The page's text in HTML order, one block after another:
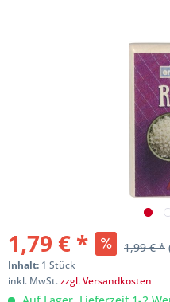
1,79 € * 1,99 € *
Inhalt: 1 Stück
inkl. MwSt.zzgl. Versandkosten